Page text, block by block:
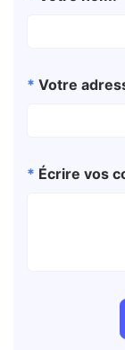
* Votre
* Écrire vos